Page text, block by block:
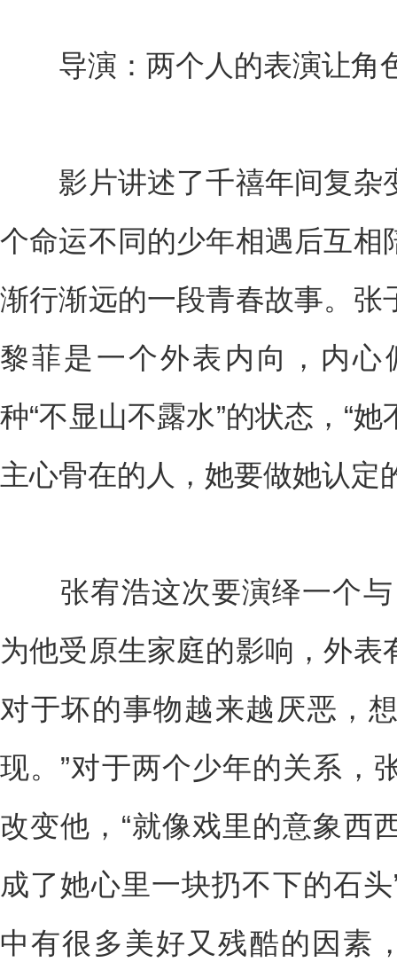
导演：两个人的表演让角
影片讲述了千禧年间复杂
个命运不同的少年相遇后互相
渐行渐远的一段青春故事。张
黎菲是一个外表内向，内
种“不显山不露水”的状态，“
主心骨在的人，她要做她认定
张宥浩这次要演绎一个与
为他受原生家庭的影响，外
对于坏的事物越来越厌恶，
现。”对于两个少年的关系，
改变他，“就像戏里的意象西
成了她心里一块扔不下的石
中有很多美好又残酷的因素